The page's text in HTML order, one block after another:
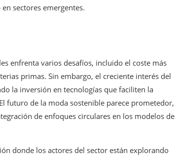
sectores emergentes.
enfrenta varios desafíos, incluido el coste más
primas. Sin embargo, el creciente interés del
la inversión en tecnologías que faciliten la
futuro de la moda sostenible parece prometedor,
de enfoques circulares en los modelos de
donde los actores del sector están explorando